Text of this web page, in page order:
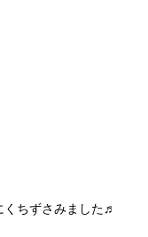
くちずさみました♬